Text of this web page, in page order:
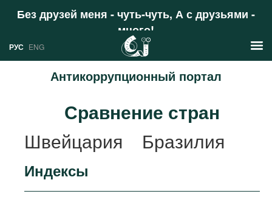
Без друзей меня - чуть-чуть, А с друзьями -
много!
Поддержать
РУС ENG
Антикоррупционный портал
Аналитика
Профили
Стран
Ресурсы
Сравнение стран
Швейцария
Бразилия
Индексы